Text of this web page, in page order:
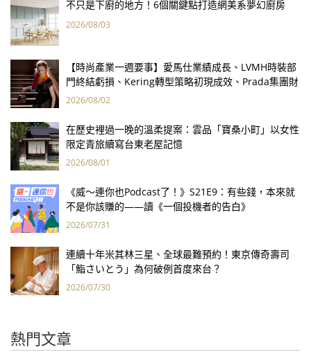
不只是下廚的地方！6個關鍵點打造網美系夢幻廚房
2026/08/03
【時尚產業一週要事】愛馬仕業績成長、LVMH時裝部
門終結虧損、Kering轉型策略初現成效、Prada集團財
報亮眼
2026/08/02
在歷史裡過一晚的溫柔提案：雲品「寶桑小町」以女性
限定青旅續寫台東老屋記憶
2026/08/01
《威～連你也Podcast了！》S21E9：有些錢，本來就
不是你該賺的——讀《一個投機者的告白》
2026/07/31
連續十年米其林三星、全球最難預約！東京傳奇壽司
「鮨さいとう」為何破例首度來台？
2026/07/30
熱門文章